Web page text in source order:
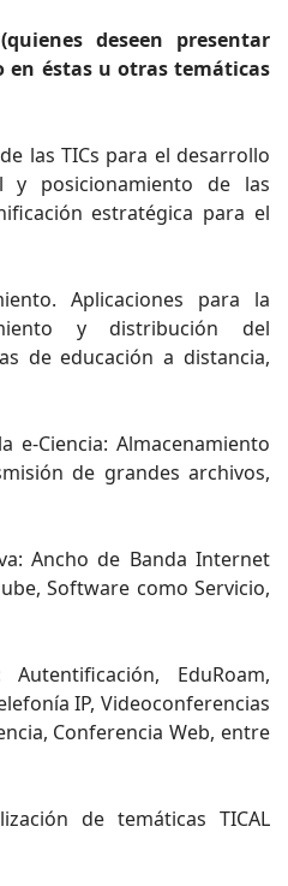
deseen presentar
en éstas u otras temáticas
las TICs para el desarrollo
y posicionamiento de las
estratégica para el
Aplicaciones para la
y distribución del
de educación a distancia,
e-Ciencia: Almacenamiento
de grandes archivos,
Ancho de Banda Internet
Software como Servicio,
EduRoam,
IP, Videoconferencias
Conferencia Web, entre
de temáticas TICAL